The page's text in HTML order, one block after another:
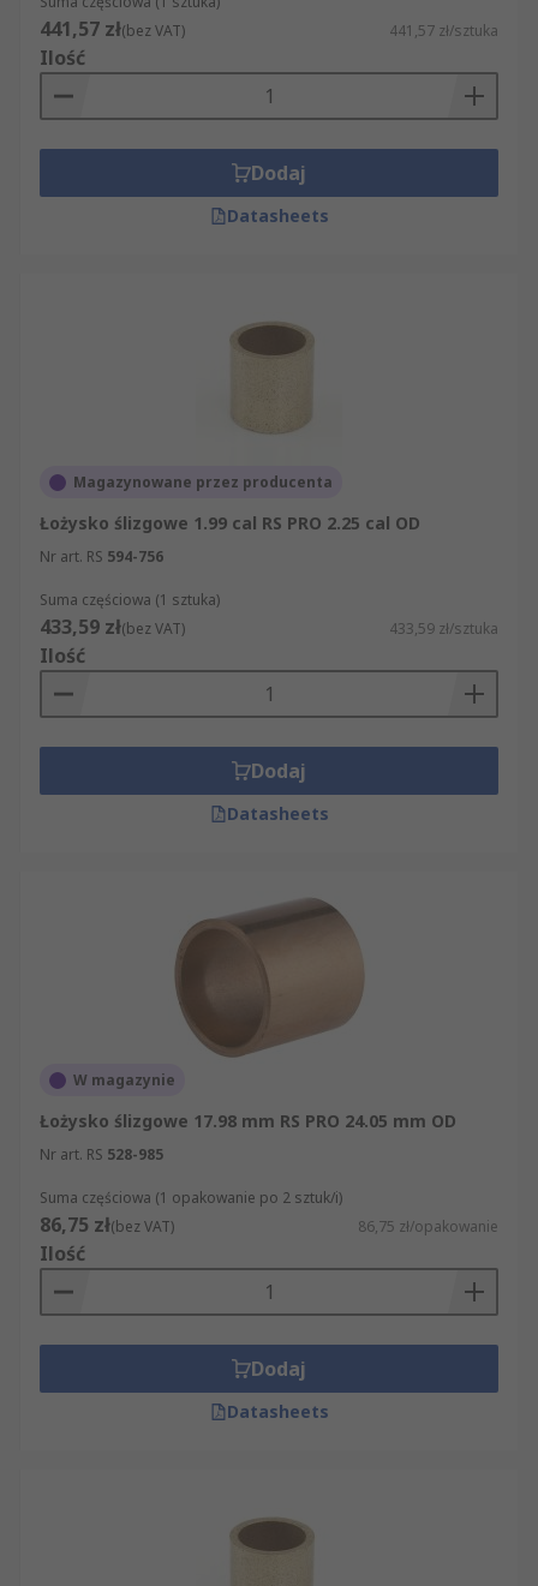
441,57 zł(bez VAT) 441,57 zł/sztuka
Ilość
Dodaj
Datasheets
Magazynowane przez producenta
Łożysko ślizgowe 1.99 cal RS PRO 2.25 cal OD
Nr art. RS 594-756
Suma częściowa (1 sztuka)
433,59 zł(bez VAT) 433,59 zł/sztuka
Ilość
Dodaj
Datasheets
W magazynie
Łożysko ślizgowe 17.98 mm RS PRO 24.05 mm OD
Nr art. RS 528-985
Suma częściowa (1 opakowanie po 2 sztuk/i)
86,75 zł(bez VAT) 86,75 zł/opakowanie
Ilość
Dodaj
Datasheets